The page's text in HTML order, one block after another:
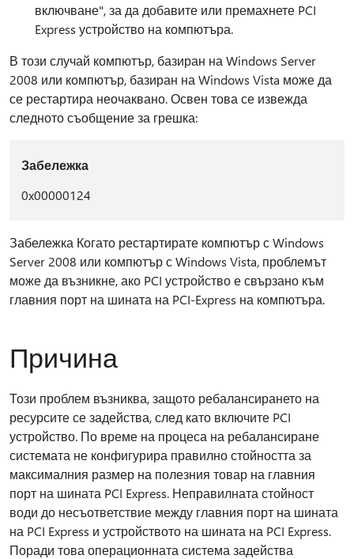
включване", за да добавите или премахнете PCI
Express устройство на компютъра.
В този случай компютър, базиран на Windows Server
2008 или компютър, базиран на Windows Vista може да
се рестартира неочаквано. Освен това се извежда
следното съобщение за грешка:
Забележка
0x00000124
Забележка Когато рестартирате компютър с Windows
Server 2008 или компютър с Windows Vista, проблемът
може да възникне, ако PCI устройство е свързано към
главния порт на шината на PCI-Express на компютъра.
Причина
Този проблем възниква, защото ребалансирането на
ресурсите се задейства, след като включите PCI
устройство. По време на процеса на ребалансиране
системата не конфигурира правилно стойността за
максималния размер на полезния товар на главния
порт на шината PCI Express. Неправилната стойност
води до несъответствие между главния порт на шината
на PCI Express и устройството на шината на PCI Express.
Поради това операционната система задейства